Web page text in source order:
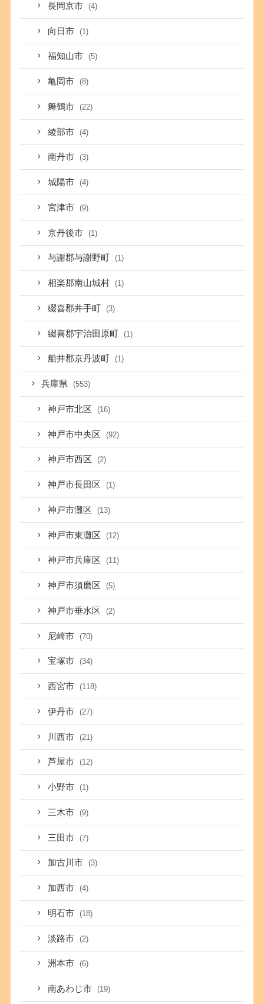
長岡京市 (4)
向日市 (1)
福知山市 (5)
亀岡市 (8)
舞鶴市 (22)
綾部市 (4)
南丹市 (3)
城陽市 (4)
宮津市 (9)
京丹後市 (1)
与謝郡与謝野町 (1)
相楽郡南山城村 (1)
綴喜郡井手町 (3)
綴喜郡宇治田原町 (1)
船井郡京丹波町 (1)
兵庫県 (553)
神戸市北区 (16)
神戸市中央区 (92)
神戸市西区 (2)
神戸市長田区 (1)
神戸市灘区 (13)
神戸市東灘区 (12)
神戸市兵庫区 (11)
神戸市須磨区 (5)
神戸市垂水区 (2)
尼崎市 (70)
宝塚市 (34)
西宮市 (118)
伊丹市 (27)
川西市 (21)
芦屋市 (12)
小野市 (1)
三木市 (9)
三田市 (7)
加古川市 (3)
加西市 (4)
明石市 (18)
淡路市 (2)
洲本市 (6)
南あわじ市 (19)